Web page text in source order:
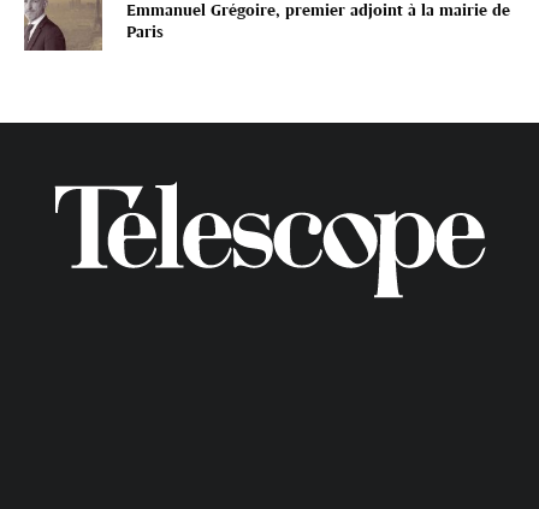
Emmanuel Grégoire, premier adjoint à la mairie de
Paris